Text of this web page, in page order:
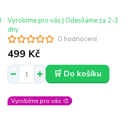
0 hodnocení
499 Kč
Vyrobíme pro vás | Odesíláme za 2-3
dny
🛒 Do košíku
Vyrobíme pro vás 🎨